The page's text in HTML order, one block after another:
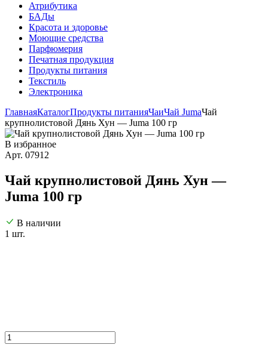
Атрибутика
БАДы
Красота и здоровье
Моющие средства
Парфюмерия
Печатная продукция
Продукты питания
Текстиль
Электроника
ГлавнаяКаталогПродукты питанияЧаиЧай JumaЧай
крупнолистовой Дянь Хун — Juma 100 гр
В избранное
Арт. 07912
Чай крупнолистовой Дянь Хун —
Juma 100 гр
В наличии
1 шт.